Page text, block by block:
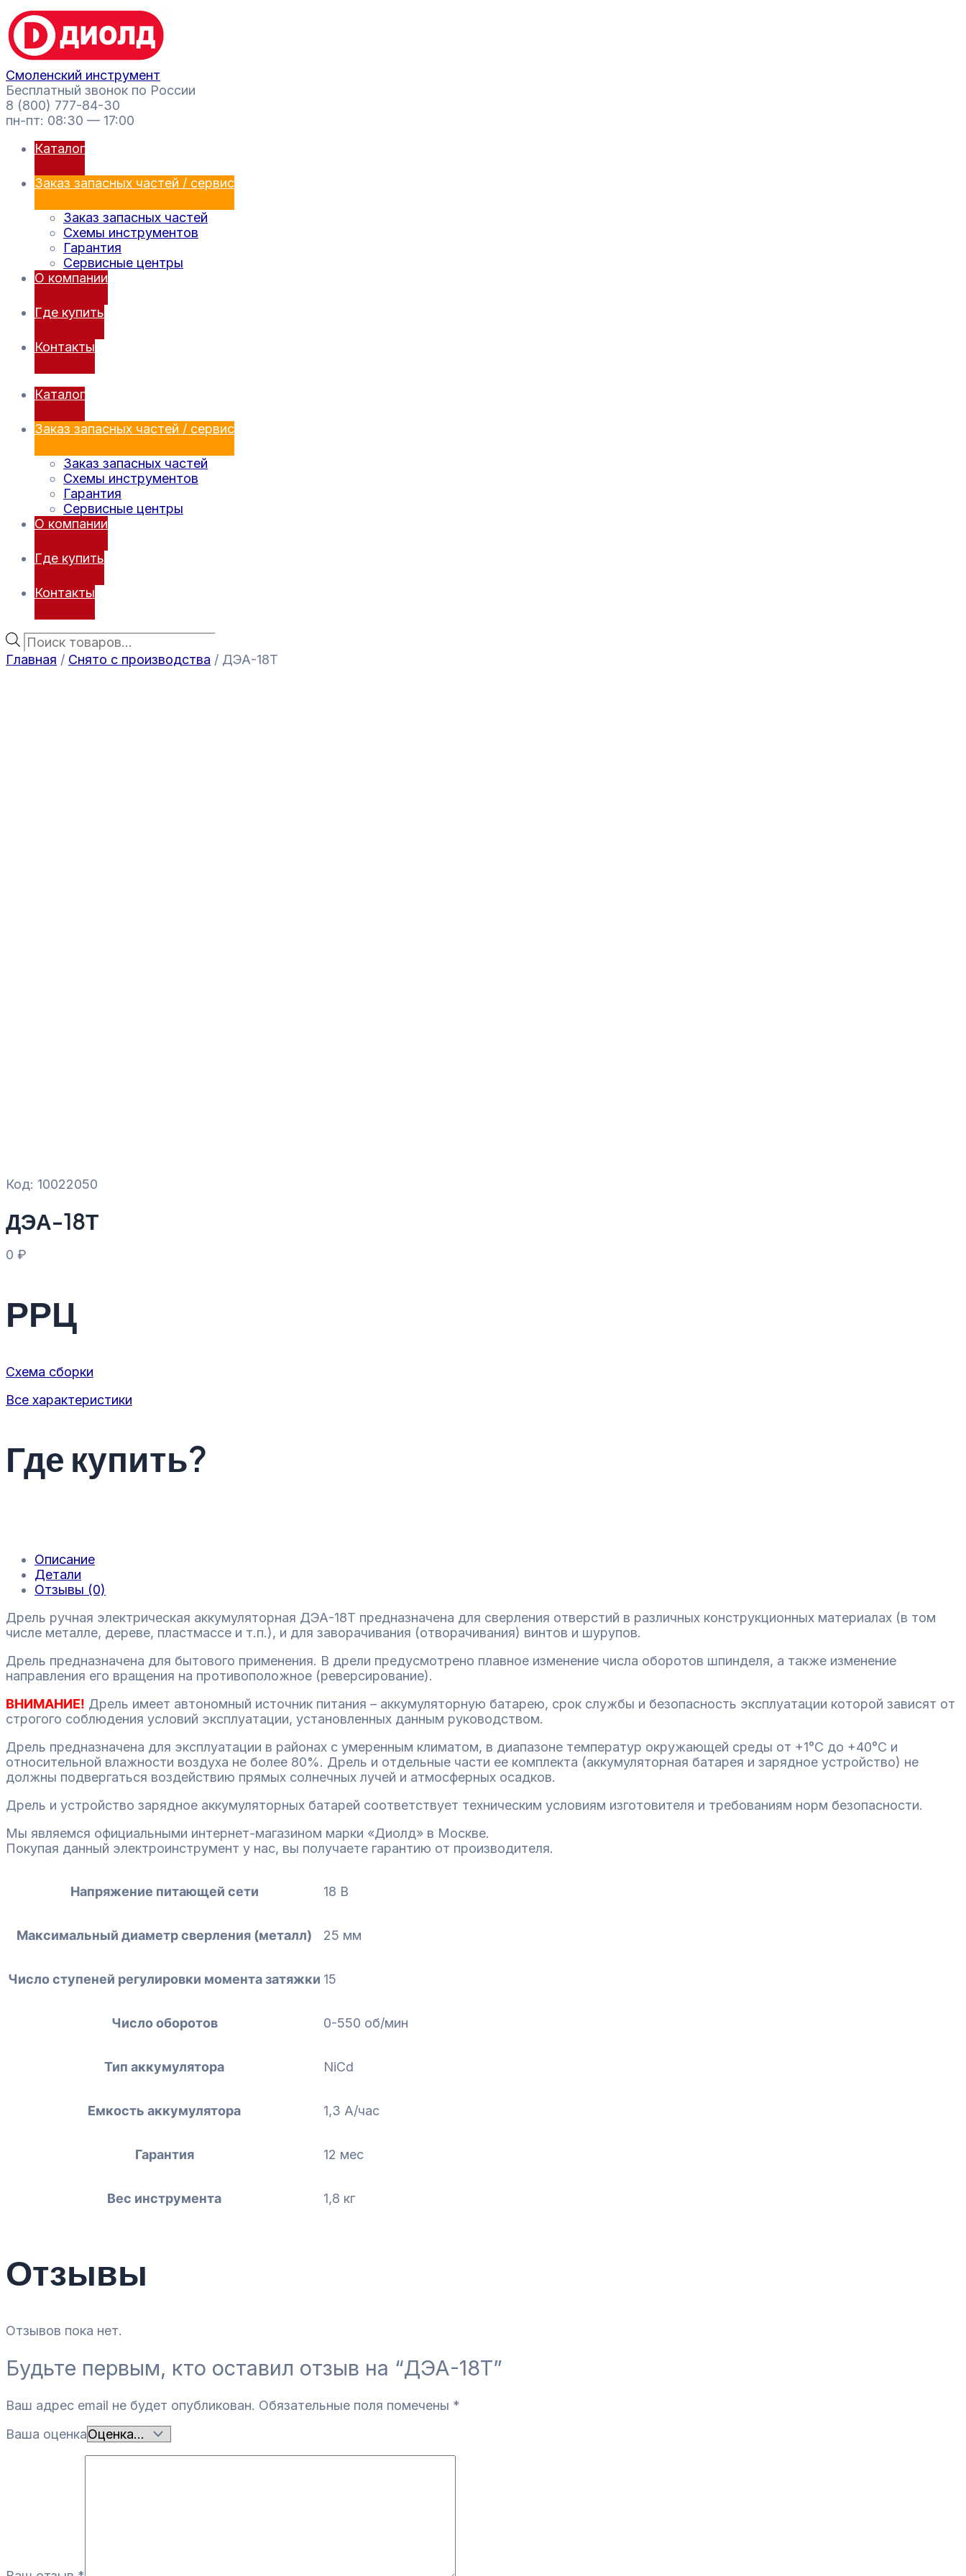
Перейти
к
содержимому
Смоленский инструмент
Бесплатный звонок по России
8 (800) 777-84-30
пн-пт: 08:30 — 17:00
Каталог
Заказ запасных частей / сервис
Заказ запасных частей
Схемы инструментов
Гарантия
Сервисные центры
О компании
Где купить
Контакты
Каталог
Заказ запасных частей / сервис
Заказ запасных частей
Схемы инструментов
Гарантия
Сервисные центры
О компании
Где купить
Контакты
Поиск
товаров
Главная / Снято с производства / ДЭА-18Т
Код: 10022050
ДЭА-18Т
0 ₽
РРЦ
Схема сборки
Все характеристики
Где купить?
Описание
Детали
Отзывы (0)
Дрель ручная электрическая аккумуляторная ДЭА-18Т предназначена для сверления отверстий в различных конструкционных материалах (в том
числе металле, дереве, пластмассе и т.п.), и для заворачивания (отворачивания) винтов и шурупов.
Дрель предназначена для бытового применения. В дрели предусмотрено плавное изменение числа оборотов шпинделя, а также изменение
направления его вращения на противоположное (реверсирование).
ВНИМАНИЕ! Дрель имеет автономный источник питания – аккумуляторную батарею, срок службы и безопасность эксплуатации которой зависят от
строгого соблюдения условий эксплуатации, установленных данным руководством.
Дрель предназначена для эксплуатации в районах с умеренным климатом, в диапазоне температур окружающей среды от +1°С до +40°С и
относительной влажности воздуха не более 80%. Дрель и отдельные части ее комплекта (аккумуляторная батарея и зарядное устройство) не
должны подвергаться воздействию прямых солнечных лучей и атмосферных осадков.
Дрель и устройство зарядное аккумуляторных батарей соответствует техническим условиям изготовителя и требованиям норм безопасности.
Мы являемся официальными интернет-магазином марки «Диолд» в Москве.
Покупая данный электроинструмент у нас, вы получаете гарантию от производителя.
Напряжение питающей сети 18 В
Максимальный диаметр сверления (металл) 25 мм
Число ступеней регулировки момента затяжки 15
Число оборотов 0-550 об/мин
Тип аккумулятора NiCd
Емкость аккумулятора 1,3 А/час
Гарантия 12 мес
Вес инструмента 1,8 кг
Отзывы
Отзывов пока нет.
Будьте первым, кто оставил отзыв на “ДЭА-18Т”
Ваш адрес email не будет опубликован. Обязательные поля помечены *
Ваша оценка